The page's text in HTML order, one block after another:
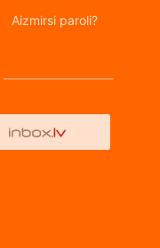
Aizmirsi paroli?